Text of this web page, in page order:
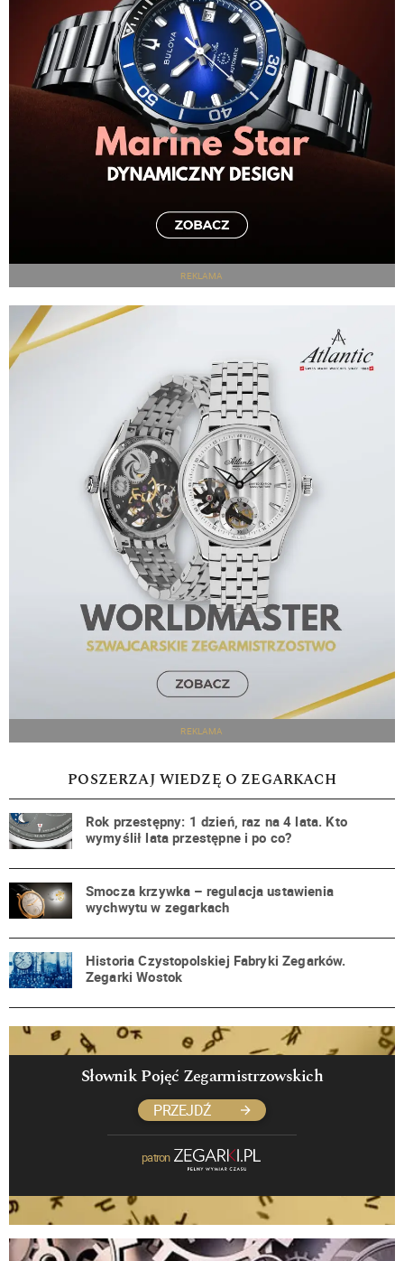
REKLAMA
REKLAMA
POSZERZAJ WIEDZĘ O ZEGARKACH
Rok przestępny: 1 dzień, raz na 4 lata. Kto
wymyślił lata przestępne i po co?
Smocza krzywka – regulacja ustawienia
wychwytu w zegarkach
Historia Czystopolskiej Fabryki Zegarków.
Zegarki Wostok
Słownik Pojęć Zegarmistrzowskich
PRZEJDŹ
patron